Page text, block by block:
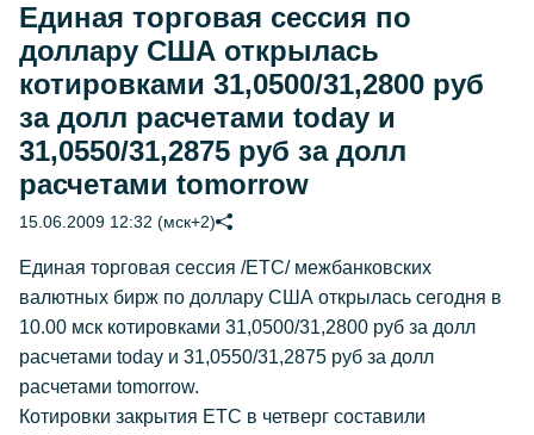
Единая торговая сессия по
доллару США открылась
котировками 31,0500/31,2800 руб
за долл расчетами today и
31,0550/31,2875 руб за долл
расчетами tomorrow
15.06.2009 12:32 (мск+2)
Единая торговая сессия /ЕТС/ межбанковских
валютных бирж по доллару США открылась сегодня в
10.00 мск котировками 31,0500/31,2800 руб за долл
расчетами today и 31,0550/31,2875 руб за долл
расчетами tomorrow.
Котировки закрытия ЕТС в четверг составили